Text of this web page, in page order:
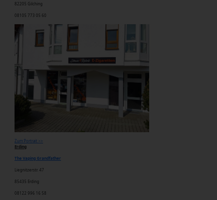
82205 Gilching
08105 773 05 60
Zum Portrait >>
Erding
The Vaping Grandfather
Liegnitzerstr. 47
85435 Erding
08122 996 16 58